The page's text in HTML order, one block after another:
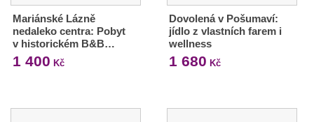
Mariánské Lázně
nedaleko centra: Pobyt
v historickém B&B…
1 400 Kč
Dovolená v Pošumaví:
jídlo z vlastních farem i
wellness
1 680 Kč